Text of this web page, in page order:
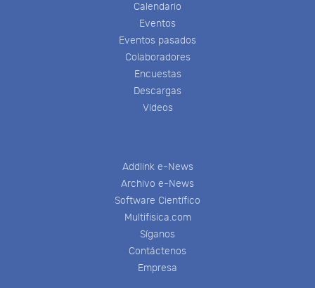
Calendario
Eventos
Eventos pasados
Colaboradores
Encuestas
Descargas
Videos
Addlink e-News
Archivo e-News
Software Científico
Multifisica.com
Síganos
Contáctenos
Empresa